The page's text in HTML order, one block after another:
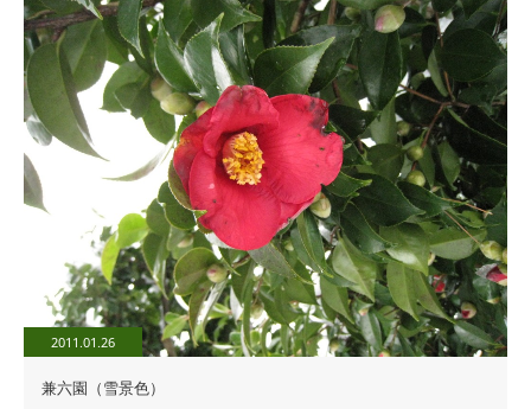
2011.01.26
兼六園（雪景色）